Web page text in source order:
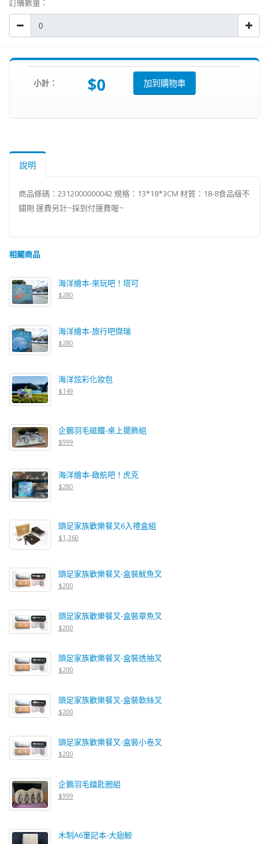
訂購數量：
小計： $0 加到購物車
說明
商品條碼：2312000000042 規格：13*18*3CM 材質：18-8食品級不
鏽剛 運費另計~採到付運費喔~
相關商品
海洋繪本-來玩吧！塔可
$280
海洋繪本-旅行吧傑瑞
$280
海洋炫彩化妝包
$149
企鵝羽毛磁鐵-桌上擺飾組
$999
海洋繪本-啟航吧！虎克
$280
頭足家族歡樂餐叉6入禮盒組
$1,360
頭足家族歡樂餐叉-盒裝魷魚叉
$200
頭足家族歡樂餐叉-盒裝章魚叉
$200
頭足家族歡樂餐叉-盒裝透抽叉
$200
頭足家族歡樂餐叉-盒裝軟絲叉
$200
頭足家族歡樂餐叉-盒裝小卷叉
$200
企鵝羽毛鑰匙圈組
$999
木制A6筆記本-大翅鯨